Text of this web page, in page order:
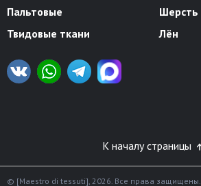
Пальтовые
Твидовые ткани
Шерсть
Лён
К началу страницы
© [Maestro di tessuti], 2026. Все права защищены.